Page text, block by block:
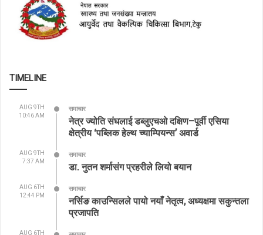
TIMELINE
AUG 9TH
10:46 AM
समाचार
नेत्र ज्योति संघलाई डब्लुएचओ दक्षिण–पूर्वी एसिया
क्षेत्रीय ‘पब्लिक हेल्थ च्याम्पियन्स’ अवार्ड
AUG 9TH
7:37 AM
समाचार
डा. नुतन शर्मासंग प्रहरीले लियो बयान
AUG 6TH
12:44 PM
समाचार
नर्सिङ काउन्सिलले पायो नयाँ नेतृत्व, अध्यक्षमा सकुन्तला
प्रजापति
AUG 6TH